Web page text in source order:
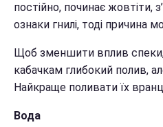
постійно, починає жовтіти,
ознаки гнилі, тоді причина
Щоб зменшити вплив
кабачкам глибокий полив,
Найкраще поливати їх
Вода